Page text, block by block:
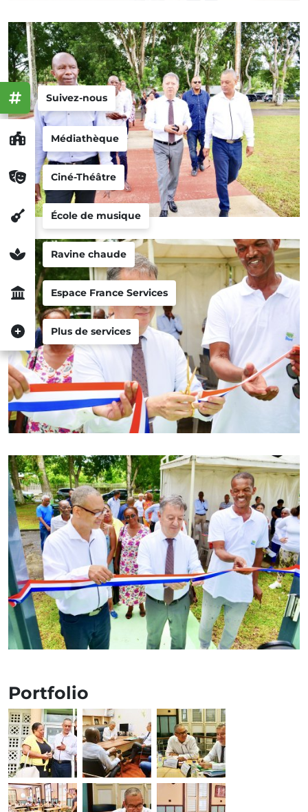
Médiathèque
Ciné-Théâtre
École de musique
Ravine chaude
Espace France Services
Plus de services
Suivez-nous
Portfolio